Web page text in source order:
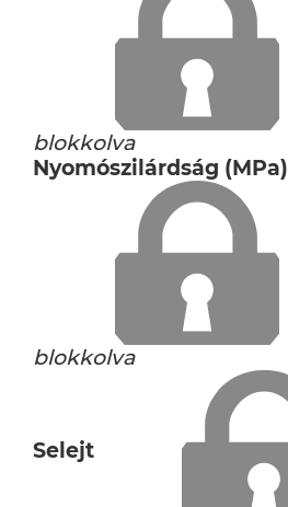
blokkolva
Nyomószilárdság (MPa)
blokkolva
Selejt